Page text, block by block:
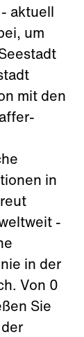
aktuell
um
mit den
in
-
in der
Von 0
Sie